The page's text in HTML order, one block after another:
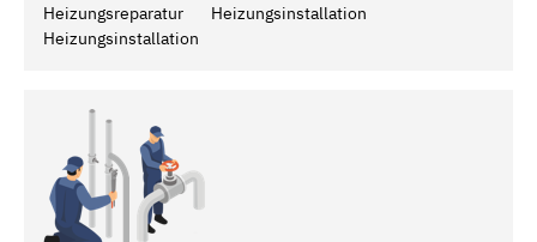
Heizungsreparatur
Heizungsinstallation
Heizungsinstallation